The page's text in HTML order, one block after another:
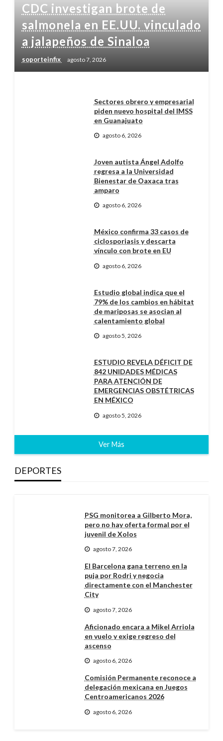
CDC investigan brote de
salmonela en EE.UU. vinculado
a jalapeños de Sinaloa
soporteinfix agosto 7, 2026
Sectores obrero y empresarial
piden nuevo hospital del IMSS
en Guanajuato
agosto 6, 2026
Joven autista Ángel Adolfo
regresa a la Universidad
Bienestar de Oaxaca tras
amparo
agosto 6, 2026
México confirma 33 casos de
ciclosporiasis y descarta
vínculo con brote en EU
agosto 6, 2026
Estudio global indica que el
79% de los cambios en hábitat
de mariposas se asocian al
calentamiento global
agosto 5, 2026
ESTUDIO REVELA DÉFICIT DE
842 UNIDADES MÉDICAS
PARA ATENCIÓN DE
EMERGENCIAS OBSTÉTRICAS
EN MÉXICO
agosto 5, 2026
Ver Más
DEPORTES
PSG monitorea a Gilberto Mora,
pero no hay oferta formal por el
juvenil de Xolos
agosto 7, 2026
El Barcelona gana terreno en la
puja por Rodri y negocia
directamente con el Manchester
City
agosto 7, 2026
Aficionado encara a Mikel Arriola
en vuelo y exige regreso del
ascenso
agosto 6, 2026
Comisión Permanente reconoce a
delegación mexicana en Juegos
Centroamericanos 2026
agosto 6, 2026